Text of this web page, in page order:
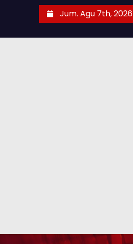
Jum. Agu 7th, 2026